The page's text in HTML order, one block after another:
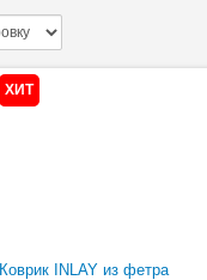
ХИТ
Коврик INLAY из фетра